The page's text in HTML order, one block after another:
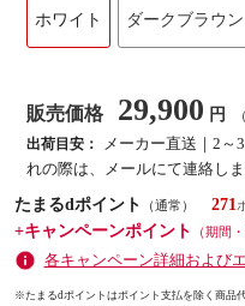
ホワイト ダークブラウン
販売価格 29,900 円
出荷目安：
メーカー直送｜2
れの際は、メールにて連絡し
たまるdポイント
（通常）
271
+キャンペーンポイント
（期間
各キャンペーン詳細および
※たまるdポイントはポイント支払を除く商品